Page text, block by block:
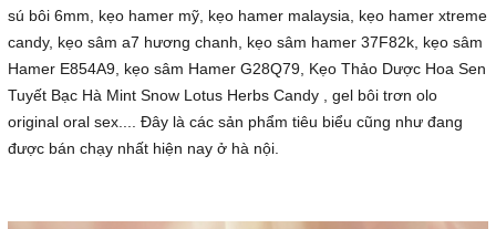
sú bôi 6mm, kẹo hamer mỹ, kẹo hamer malaysia, kẹo hamer xtreme
candy, kẹo sâm a7 hương chanh, kẹo sâm hamer 37F82k, kẹo sâm
Hamer E854A9, kẹo sâm Hamer G28Q79, Kẹo Thảo Dược Hoa Sen
Tuyết Bạc Hà Mint Snow Lotus Herbs Candy , gel bôi trơn olo
original oral sex.... Đây là các sản phẩm tiêu biểu cũng như đang
được bán chạy nhất hiện nay ở hà nội.